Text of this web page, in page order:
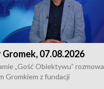
07.08.2026
„Gość Obiektywu” rozmowa
Gromkiem z fundacji